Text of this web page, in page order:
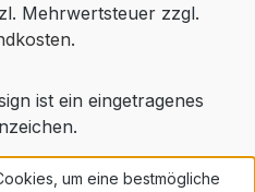
Mehrwertsteuer zzgl.
.
ist ein eingetragenes
um eine bestmögliche